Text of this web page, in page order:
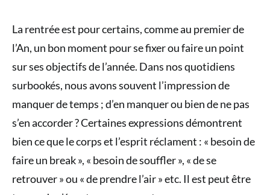
La rentrée est pour certains, comme au premier de
l’An, un bon moment pour se fixer ou faire un point
sur ses objectifs de l’année. Dans nos quotidiens
surbookés, nous avons souvent l’impression de
manquer de temps ; d’en manquer ou bien de ne pas
s’en accorder ? Certaines expressions démontrent
bien ce que le corps et l’esprit réclament : « besoin de
faire un break », « besoin de souffler », « de se
retrouver » ou « de prendre l’air » etc. Il est peut être